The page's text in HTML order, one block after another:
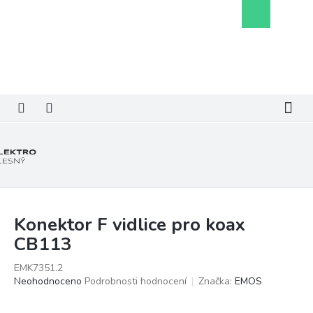
košík
Konektor F vidlice pro koax
CB113
EMK7351.2
Průměrné
Neohodnoceno Podrobnosti hodnocení Značka: EMOS